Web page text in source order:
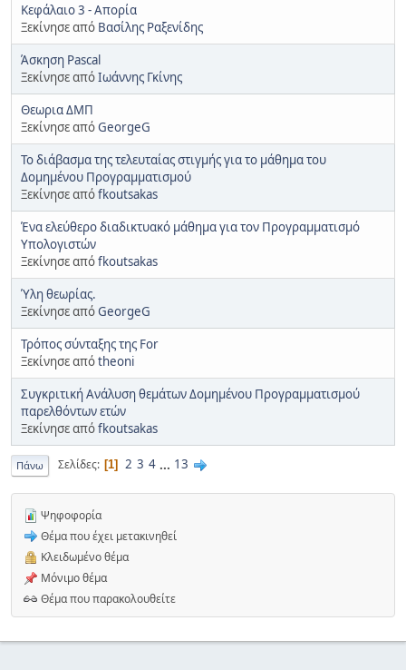
Κεφάλαιο 3 - Απορία
Ξεκίνησε από Βασίλης Ραξενίδης
Άσκηση Pascal
Ξεκίνησε απόΙωάννης Γκίνης
Θεωρια ΔΜΠ
Ξεκίνησε απόGeorgeG
Το διάβασμα της τελευταίας στιγμής για το μάθημα του
Δομημένου Προγραμματισμού
Ξεκίνησε απόfkoutsakas
Ένα ελεύθερο διαδικτυακό μάθημα για τον Προγραμματισμό
Υπολογιστών
Ξεκίνησε απόfkoutsakas
Ύλη θεωρίας.
Ξεκίνησε απόGeorgeG
Τρόπος σύνταξης της For
Ξεκίνησε απόtheoni
Συγκριτική Ανάλυση θεμάτων Δομημένου Προγραμματισμού
παρελθόντων ετών
Ξεκίνησε απόfkoutsakas
Πάνω Σελίδες 1 2 3 4 ... 13
Ψηφοφορία
Θέμα που έχει μετακινηθεί
Κλειδωμένο θέμα
Μόνιμο θέμα
Θέμα που παρακολουθείτε